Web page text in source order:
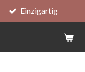
Einzigartig